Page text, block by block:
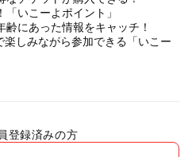
しみながら参加できる「いこー
登録済みの方